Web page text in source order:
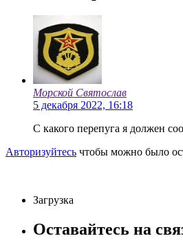
Морской Святослав
5 декабря 2022, 16:18
С какого перепуга я должен
Авторизуйтесь чтобы можно было
Загрузка
Оставайтесь на